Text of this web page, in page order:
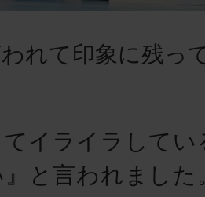
れて印象に残っ
イライラして
と言われまし